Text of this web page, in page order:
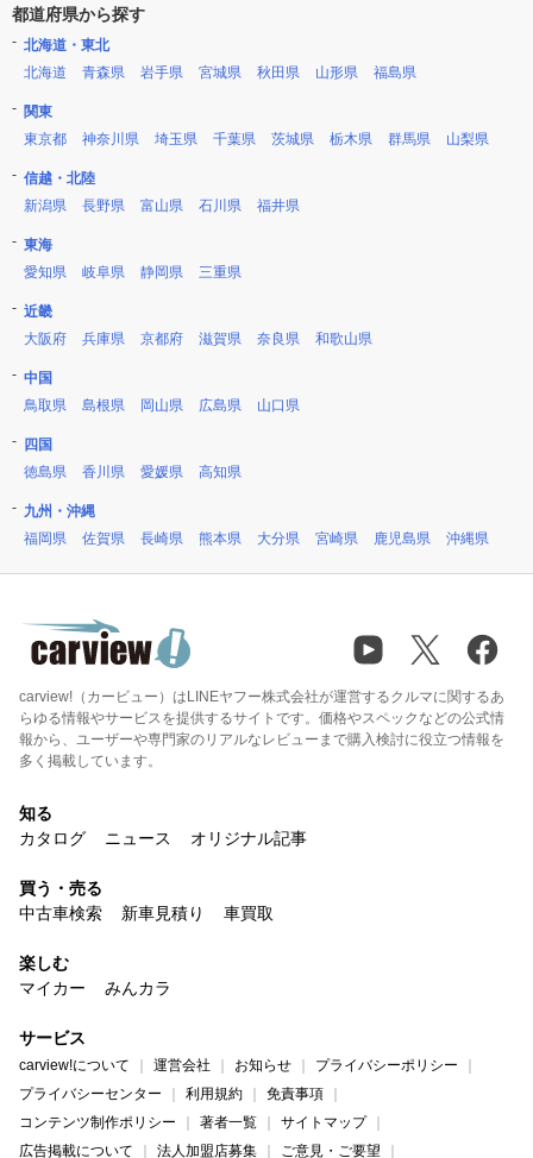
都道府県から探す
北海道・東北
北海道
青森県 岩手県 宮城県 秋田県 山形県 福島県
関東
東京都
神奈川県 埼玉県 千葉県 茨城県 栃木県 群馬県 山梨県
信越・北陸
新潟県
長野県 富山県 石川県 福井県
東海
愛知県
岐阜県 静岡県 三重県
近畿
大阪府
兵庫県 京都府 滋賀県 奈良県 和歌山県
中国
鳥取県
島根県 岡山県 広島県 山口県
四国
徳島県
香川県 愛媛県 高知県
九州・沖縄
福岡県
佐賀県 長崎県 熊本県 大分県 宮崎県 鹿児島県 沖縄県
carview!（カービュー）はLINEヤフー株式会社が運営するクルマに関するあ
らゆる情報やサービスを提供するサイトです。価格やスペックなどの公式情
報から、ユーザーや専門家のリアルなレビューまで購入検討に役立つ情報を
多く掲載しています。
知る
カタログ
ニュース オリジナル記事
買う・売る
中古車検索
新車見積り 車買取
楽しむ
マイカー
みんカラ
サービス
carview!について 運営会社 お知らせ
プライバシーポリシー
プライバシーセンター
利用規約
免責事項
コンテンツ制作ポリシー
著者一覧
サイトマップ
広告掲載について
法人加盟店募集 ご意見・ご要望